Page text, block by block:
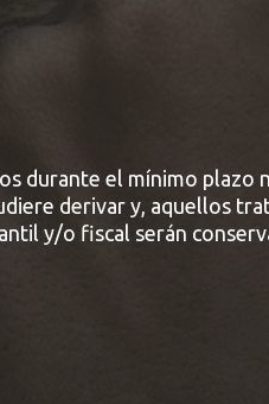
durante el mínimo plazo
derivar y, aquellos
y/o fiscal serán